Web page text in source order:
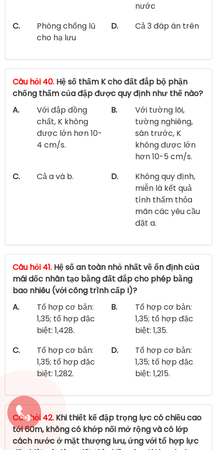
nước
C.
Phòng chống lũ
cho hạ lưu
D. Cả 3 đáp án trên
Câu hỏi 40. Hệ số thấm K cho đất đắp bộ phận
chống thấm của đập được quy định như thế nào?
A.
Với đập đồng
chất, K không
được lớn hơn 10-
4 cm/s.
B.
Với tường lõi,
tường nghiêng,
sân trước, K
không được lớn
hơn 10-5 cm/s.
C.
Cả a và b. D.
Không quy định,
miễn là kết quả
tính thấm thỏa
mãn các yêu cầu
đặt a.
Câu hỏi 41. Hệ số an toàn nhỏ nhất về ổn định của
mái dốc nhân tạo bằng đất đắp cho phép bằng
bao nhiêu (với công trình cấp I)?
A.
Tổ hợp cơ bản:
1,35; tổ hợp đặc
biệt: 1,428.
B.
Tổ hợp cơ bản:
1,35; tổ hợp đặc
biệt: 1,35.
C.
Tổ hợp cơ bản:
1,35; tổ hợp đặc
biệt: 1,282.
D.
Tổ hợp cơ bản:
1,35; tổ hợp đặc
biệt: 1,215.
Câu hỏi 42. Khi thiết kế đập trọng lực có chiều cao
tới 60m, không có khớp nối mở rộng và có lớp
cách nước ở mặt thượng lưu, ứng với tổ hợp lực